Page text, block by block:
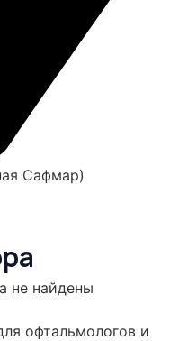
Сафмар)
не найдены
офтальмологов и